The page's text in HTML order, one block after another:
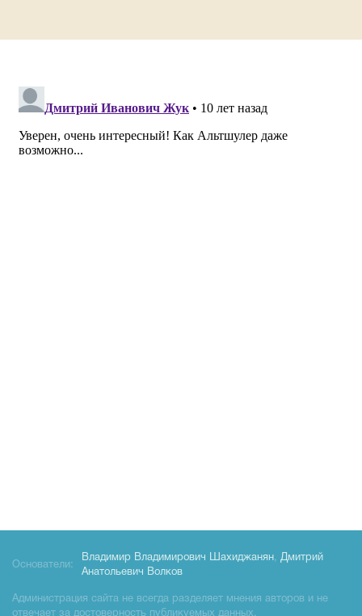
Основатели:
Владимир Владимирович Шахиджанян, Дмитрий
Анатольевич Волков
Администрация сайта не всегда разделяет мнения авторов и не
отвечает за достоверность публикуемых данных.